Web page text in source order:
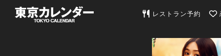
東京カレンダー | 最新
レストラン予約